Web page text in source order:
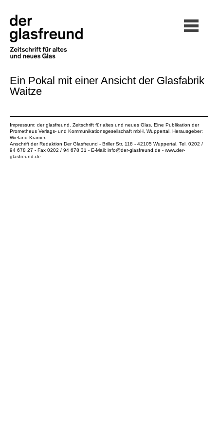
Ein Pokal mit einer Ansicht der Glasfabrik
Waitze
Impressum: der glasfreund. Zeitschrift für altes und neues Glas. Eine Publikation der
Prometheus Verlags- und Kommunikationsgesellschaft mbH , Wuppertal. Herausgeber:
Wieland Kramer.
Anschrift der Redaktion Der Glasfreund - Briller Str. 118 - 42105 Wuppertal. Tel. 0202 /
94 678 27 - Fax 0202 / 94 678 31 - E-Mail: info@der-glasfreund.de - www.der-
glasfreund.de